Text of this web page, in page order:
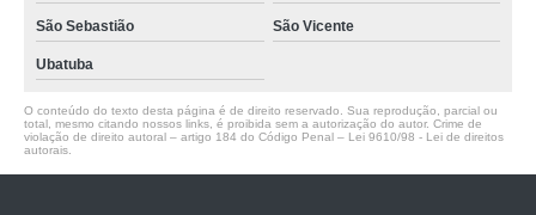
São Sebastião São Vicente
Ubatuba
O conteúdo do texto desta página é de direito reservado. Sua reprodução, parcial ou
total, mesmo citando nossos links, é proibida sem a autorização do autor. Crime de
violação de direito autoral – artigo 184 do Código Penal – Lei 9610/98 - Lei de direitos
autorais